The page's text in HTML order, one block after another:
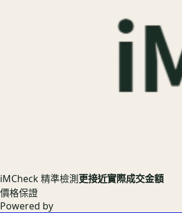
iMCheck 精準檢測更接近實際成交金額
價格保證
Powered by